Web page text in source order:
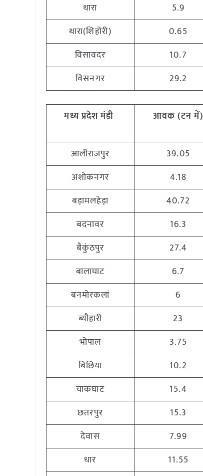
थारा
5.9
थारा(शिहोरी)
0.65
विसावदर
10.7
विसनगर
29.2
मध्य प्रदेश मंडी आवक (टन में)
आलीराजपुर 39.05
अशोकनगर
4.18
बड़ामलहेड़ा
40.72
बदनावर
16.3
बैकुंठपुर
27.4
बालाघाट
6.7
बनमोरकलां
6
ब्यौहारी
23
भोपाल
3.75
बिछिया
10.2
चाकघाट
15.4
छतरपुर
15.3
देवास
7.99
धार
11.55